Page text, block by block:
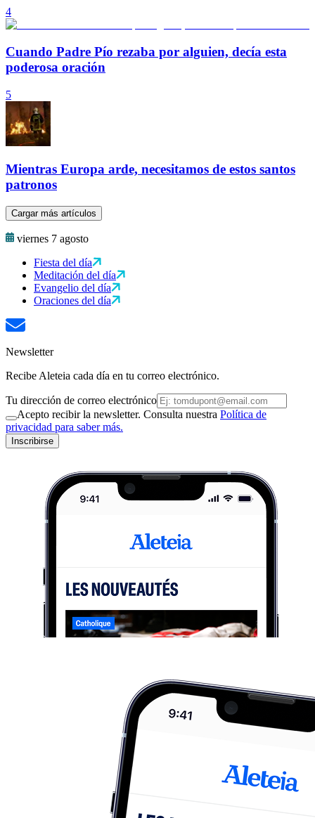
4
Cuando Padre Pío rezaba por alguien, decía esta
poderosa oración
5
Mientras Europa arde, necesitamos de estos santos
patronos
Cargar más artículos
viernes 7 agosto
Fiesta del día
Meditación del día
Evangelio del día
Oraciones del día
Newsletter
Recibe Aleteia cada día en tu correo electrónico.
Tu dirección de correo electrónico
Acepto recibir la newsletter. Consulta nuestra Política de
privacidad para saber más.
Inscribirse